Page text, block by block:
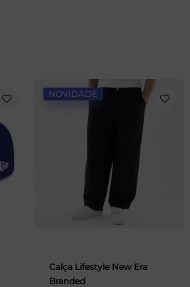
NOVIDADE
Calça Lifestyle New Era
Branded